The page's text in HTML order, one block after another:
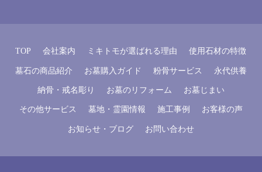
TOP 会社案内 ミキトモが選ばれる理由 使用石材の特徴
墓石の商品紹介 お墓購入ガイド 粉骨サービス 永代供養
納骨・戒名彫り お墓のリフォーム お墓じまい
その他サービス 墓地・霊園情報 施工事例 お客様の声
お知らせ・ブログ お問い合わせ